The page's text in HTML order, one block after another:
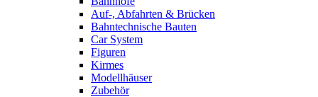
Auf-, Abfahrten & Brücken
Bahntechnische Bauten
Car System
Figuren
Kirmes
Modellhäuser
Zubehör